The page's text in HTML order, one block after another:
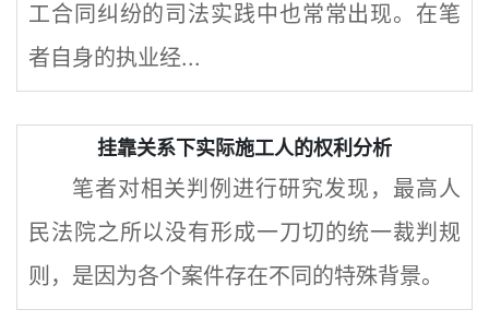
工合同纠纷的司法实践中也常常出现。在笔
者自身的执业经...
挂靠关系下实际施工人的权利分析
笔者对相关判例进行研究发现，最高人
民法院之所以没有形成一刀切的统一裁判规
则，是因为各个案件存在不同的特殊背景。